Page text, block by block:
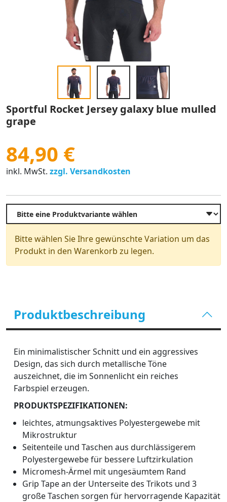
Sportful Rocket Jersey galaxy blue mulled
grape
84,90 €
inkl. MwSt. zzgl. Versandkosten
Bitte wählen Sie Ihre gewünschte Variation um das
Produkt in den Warenkorb zu legen.
Produktbeschreibung
Ein minimalistischer Schnitt und ein aggressives
Design, das sich durch metallische Töne
auszeichnet, die im Sonnenlicht ein reiches
Farbspiel erzeugen.
PRODUKTSPEZIFIKATIONEN:
leichtes, atmungsaktives Polyestergewebe mit
Mikrostruktur
Seitenteile und Taschen aus durchlässigerem
Polyestergewebe für bessere Luftzirkulation
Micromesh-Ärmel mit ungesäumtem Rand
Grip Tape an der Unterseite des Trikots und 3
große Taschen sorgen für hervorragende Kapazität